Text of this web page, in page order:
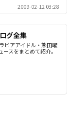
2009-02-12 03:28
グ全集
ビアアイドル・熊田曜
スをまとめて紹介。